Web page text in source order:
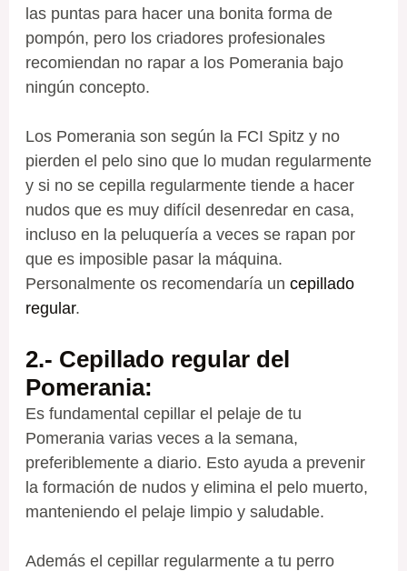
las puntas para hacer una bonita forma de
pompón, pero los criadores profesionales
recomiendan no rapar a los Pomerania bajo
ningún concepto.
Los Pomerania son según la FCI Spitz y no
pierden el pelo sino que lo mudan regularmente
y si no se cepilla regularmente tiende a hacer
nudos que es muy difícil desenredar en casa,
incluso en la peluquería a veces se rapan por
que es imposible pasar la máquina.
Personalmente os recomendaría un cepillado
regular.
2.- Cepillado regular del
Pomerania:
Es fundamental cepillar el pelaje de tu
Pomerania varias veces a la semana,
preferiblemente a diario. Esto ayuda a prevenir
la formación de nudos y elimina el pelo muerto,
manteniendo el pelaje limpio y saludable.
Además el cepillar regularmente a tu perro